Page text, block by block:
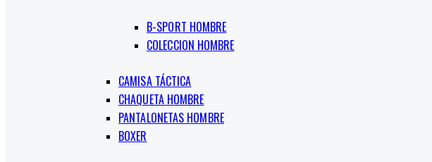
B-SPORT HOMBRE
COLECCION HOMBRE
CAMISA TÁCTICA
CHAQUETA HOMBRE
PANTALONETAS HOMBRE
BOXER